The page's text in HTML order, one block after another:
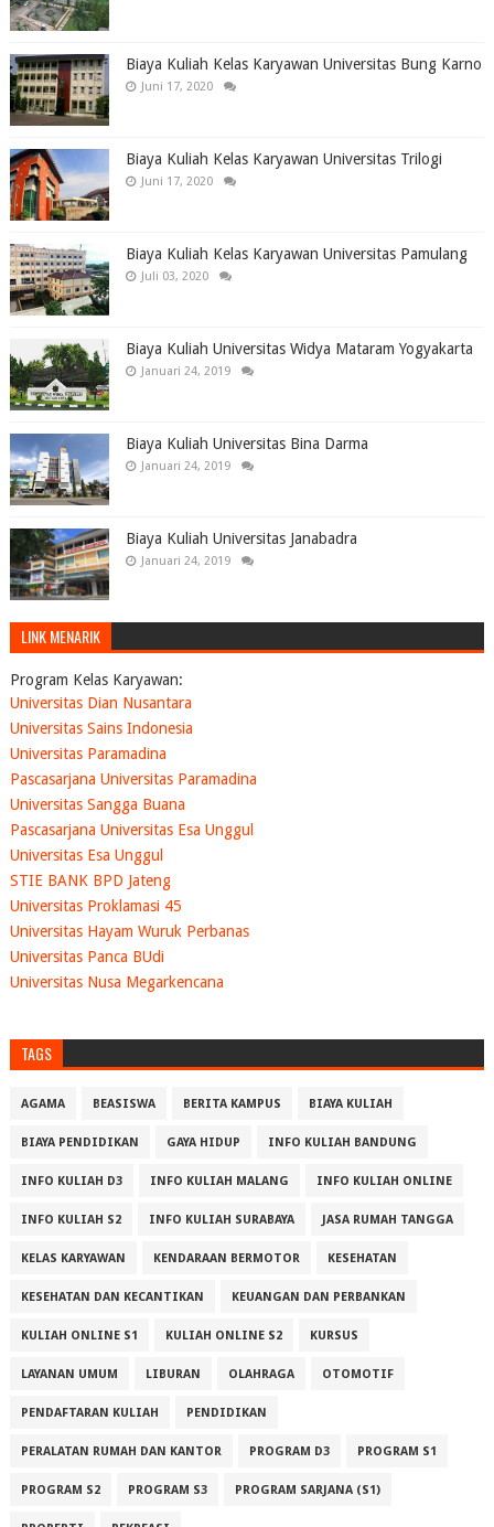
Biaya Kuliah Kelas Karyawan Universitas Bung Karno
Juni 17, 2020
Biaya Kuliah Kelas Karyawan Universitas Trilogi
Juni 17, 2020
Biaya Kuliah Kelas Karyawan Universitas Pamulang
Juli 03, 2020
Biaya Kuliah Universitas Widya Mataram Yogyakarta
Januari 24, 2019
Biaya Kuliah Universitas Bina Darma
Januari 24, 2019
Biaya Kuliah Universitas Janabadra
Januari 24, 2019
LINK MENARIK
Program Kelas Karyawan:
Universitas Dian Nusantara
Universitas Sains Indonesia
Universitas Paramadina
Pascasarjana Universitas Paramadina
Universitas Sangga Buana
Pascasarjana Universitas Esa Unggul
Universitas Esa Unggul
STIE BANK BPD Jateng
Universitas Proklamasi 45
Universitas Hayam Wuruk Perbanas
Universitas Panca BUdi
Universitas Nusa Megarkencana
TAGS
AGAMA BEASISWA BERITA KAMPUS BIAYA KULIAH
BIAYA PENDIDIKAN GAYA HIDUP INFO KULIAH BANDUNG
INFO KULIAH D3 INFO KULIAH MALANG INFO KULIAH ONLINE
INFO KULIAH S2 INFO KULIAH SURABAYA JASA RUMAH TANGGA
KELAS KARYAWAN KENDARAAN BERMOTOR KESEHATAN
KESEHATAN DAN KECANTIKAN KEUANGAN DAN PERBANKAN
KULIAH ONLINE S1 KULIAH ONLINE S2 KURSUS
LAYANAN UMUM LIBURAN OLAHRAGA OTOMOTIF
PENDAFTARAN KULIAH PENDIDIKAN
PERALATAN RUMAH DAN KANTOR PROGRAM D3 PROGRAM S1
PROGRAM S2 PROGRAM S3 PROGRAM SARJANA (S1)